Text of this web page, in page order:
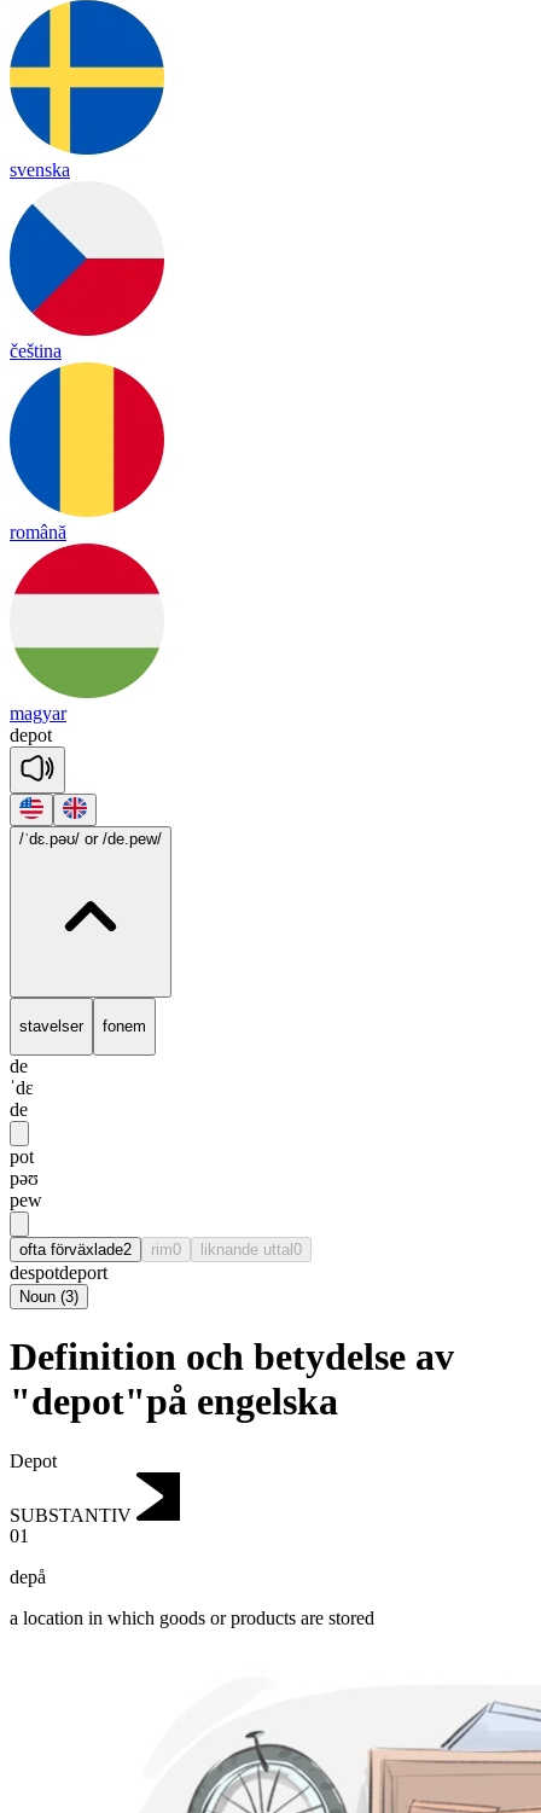
svenska
čeština
română
magyar
depot
/ˈdɛ.pəʊ/ or /de.pew/
stavelser fonem
de
ˈdɛ
de
pot
pəʊ
pew
ofta förväxlade2 rim0 liknande uttal0
despotdeport
Noun (3)
Definition och betydelse av
"depot"på engelska
Depot
SUBSTANTIV
01
depå
a location in which goods or products are stored